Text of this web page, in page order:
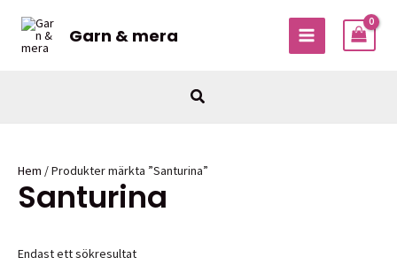
innehåll
Garn & mera
MAIN
Sök
Hem / Produkter märkta ”Santurina”
Santurina
Endast ett sökresultat